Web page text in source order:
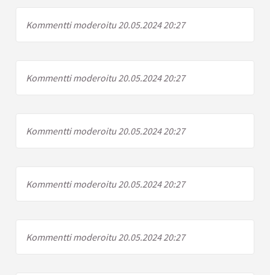
Kommentti moderoitu 20.05.2024 20:27
Kommentti moderoitu 20.05.2024 20:27
Kommentti moderoitu 20.05.2024 20:27
Kommentti moderoitu 20.05.2024 20:27
Kommentti moderoitu 20.05.2024 20:27